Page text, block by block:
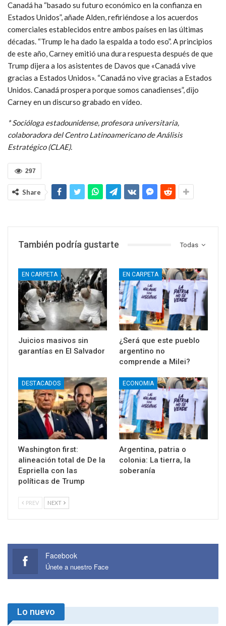
Canadá ha “basado su futuro económico en la confianza en
Estados Unidos”, añade Alden, refiriéndose a los acuerdos
comerciales establecidos entre ambos países en las últimas
décadas. “Trump le ha dado la espalda a todo eso”.A principios
de este año,Carney emitió una dura respuesta después de que
Trump dijera a los asistentes de Davos que «Canadá vive
gracias a Estados Unidos». “Canadá no vive gracias a Estados
Unidos. Canadá prospera porque somos canadienses”, dijo
Carney en un discurso grabado en vídeo.
* Socióloga estadounidense, profesora universitaria,
colaboradora del Centro Latinoamericano de Análisis
Estratégico (CLAE).
297
Share
Todas
También podría gustarte
EN CARPETA
Juicios masivos sin
garantías en El Salvador
EN CARPETA
¿Será que este pueblo
argentino no
comprende a Milei?
DESTACADOS
Washington first:
alineación total de De la
Espriella con las
políticas de Trump
ECONOMIA
Argentina, patria o
colonia: La tierra, la
soberanía
PREV NEXT
Facebook
Únete a nuestro Face
Lo nuevo